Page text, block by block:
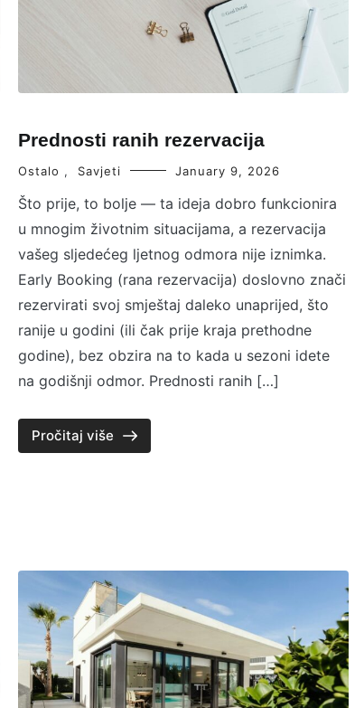
Prednosti ranih rezervacija
Ostalo , Savjeti January 9, 2026
Što prije, to bolje — ta ideja dobro funkcionira
u mnogim životnim situacijama, a rezervacija
vašeg sljedećeg ljetnog odmora nije iznimka.
Early Booking (rana rezervacija) doslovno znači
rezervirati svoj smještaj daleko unaprijed, što
ranije u godini (ili čak prije kraja prethodne
godine), bez obzira na to kada u sezoni idete
na godišnji odmor. Prednosti ranih […]
Pročitaj više